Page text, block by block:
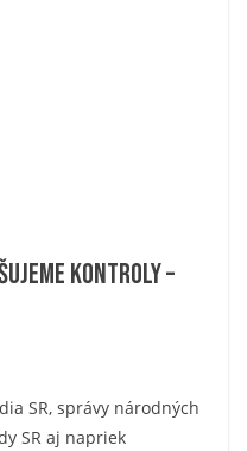
kontroly –
SR, správy národných
SR aj napriek